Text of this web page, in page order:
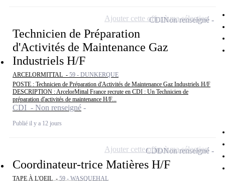
Technicien de Préparation
d'Activités de Maintenance Gaz
Industriels H/F
ARCELORMITTAL - 59 - DUNKERQUE
POSTE : Technicien de Préparation d'Activités de Maintenance Gaz Industriels H/F
DESCRIPTION : ArcelorMittal France recrute en CDI : Un Technicien de
préparation d'activités de maintenance H/F...
CDI - Non renseigné
Publié il y a 12 jours
CDINon renseigné
Ajouter cette offre à ma sélection
Coordinateur-trice Matières H/F
TAPE À L'OEIL - 59 - WASQUEHAL
CDDNon renseigné
Ajouter cette offre à ma sélection